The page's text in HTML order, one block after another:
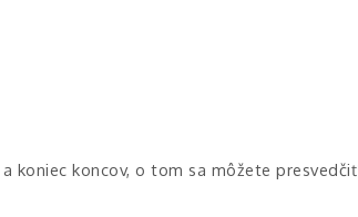
koniec koncov, o tom sa môžete presvedčiť